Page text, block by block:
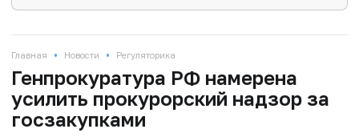
Главная • Новости • Регуляторика
Генпрокуратура РФ намерена
усилить прокурорский надзор за
госзакупками